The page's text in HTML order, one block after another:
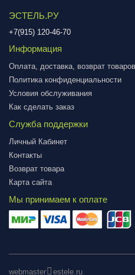
ЭСТЕЛЬ.РУ
+7(915) 120-46-70
Информация
Оплата, доставка, возврат товаров
Политика конфиденциальности
Условия обслуживания
Как сделать заказ
Служба поддержки
Личный Кабинет
Контакты
Возврат товара
Карта сайта
Мы принимаем к оплате
webmaster estele.ru